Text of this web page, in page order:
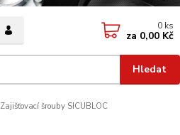
Hledat
0 ks
za 0,00 Kč
Zajišťovací šrouby SICUBLOC